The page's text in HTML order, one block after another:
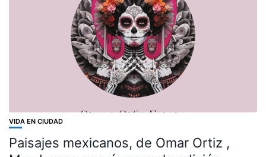
VIDA EN CIUDAD
Paisajes mexicanos, de Omar Ortiz ,